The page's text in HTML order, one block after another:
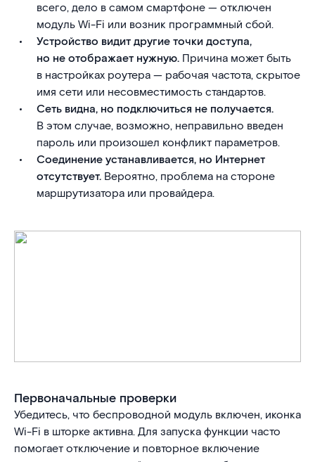
всего, дело в самом смартфоне — отключен
модуль Wi-Fi или возник программный сбой.
Устройство видит другие точки доступа,
но не отображает нужную. Причина может быть
в настройках роутера — рабочая частота, скрытое
имя сети или несовместимость стандартов.
Сеть видна, но подключиться не получается.
В этом случае, возможно, неправильно введен
пароль или произошел конфликт параметров.
Соединение устанавливается, но Интернет
отсутствует. Вероятно, проблема на стороне
маршрутизатора или провайдера.
Первоначальные проверки
Убедитесь, что беспроводной модуль включен, иконка
Wi-Fi в шторке активна. Для запуска функции часто
помогает отключение и повторное включение